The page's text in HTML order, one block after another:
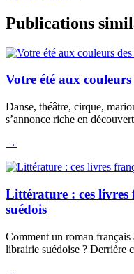
Publications
Votre été aux couleurs
Danse, théâtre, cirque,
s’annonce riche en
→
Littérature : ces livres
suédois
Comment un roman
librairie suédoise ? Derrière